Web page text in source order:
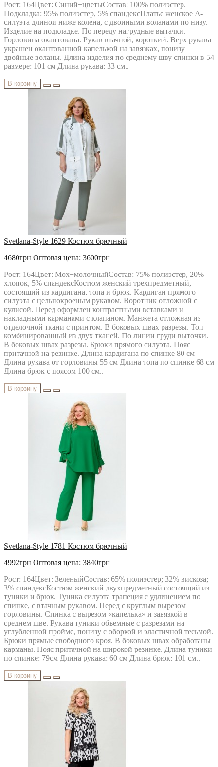
Рост: 164Цвет: Синий+цветыСостав: 100% полиэстер.
Подкладка: 95% полиэстер, 5% спандексПлатье женское А-
силуэта длиной ниже колена, с двойными воланами по низу.
Изделие на подкладке. По переду нагрудные вытачки.
Горловина окантована. Рукав втачной, короткий. Верх рукава
украшен окантованной капелькой на завязках, понизу
двойные воланы. Длина изделия по среднему шву спинки в 54
размере: 101 см Длина рукава: 33 см..
В корзину
Svetlana-Style 1629 Костюм брючный
4680грн Оптовая цена: 3600грн
Рост: 164Цвет: Мох+молочныйСостав: 75% полиэстер, 20%
хлопок, 5% спандексКостюм женский трехпредметный,
состоящий из кардигана, топа и брюк. Кардиган прямого
силуэта с цельнокроеным рукавом. Воротник отложной с
кулисой. Перед оформлен контрастными вставками и
накладными карманами с клапаном. Манжета отложная из
отделочной ткани с принтом. В боковых швах разрезы. Топ
комбинированный из двух тканей. По линии груди выточки.
В боковых швах разрезы. Брюки прямого силуэта. Пояс
притачной на резинке. Длина кардигана по спинке 80 см
Длина рукава от горловины 55 см Длина топа по спинке 68 см
Длина брюк с поясом 100 см..
В корзину
Svetlana-Style 1781 Костюм брючный
4992грн Оптовая цена: 3840грн
Рост: 164Цвет: ЗеленыйСостав: 65% полиэстер; 32% вискоза;
3% спандексКостюм женский двухпредметный состоящий из
туники и брюк. Туника силуэта трапеция с удлинением по
спинке, с втачным рукавом. Перед с круглым вырезом
горловины. Спинка с вырезом «капелька» и завязкой в
среднем шве. Рукава туники объемные с разрезами на
углубленной пройме, понизу с оборкой и эластичной тесьмой.
Брюки прямые свободного кроя. В боковых швах обработаны
карманы. Пояс притачной на широкой резинке. Длина туники
по спинке: 79см Длина рукава: 60 см Длина брюк: 101 см..
В корзину